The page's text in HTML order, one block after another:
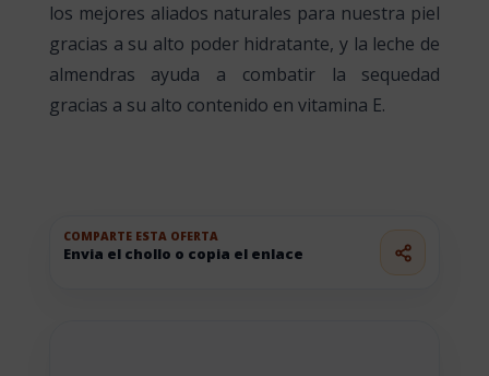
los mejores aliados naturales para nuestra piel
gracias a su alto poder hidratante, y la leche de
almendras ayuda a combatir la sequedad
gracias a su alto contenido en vitamina E.
COMPARTE ESTA OFERTA
Envia el chollo o copia el enlace